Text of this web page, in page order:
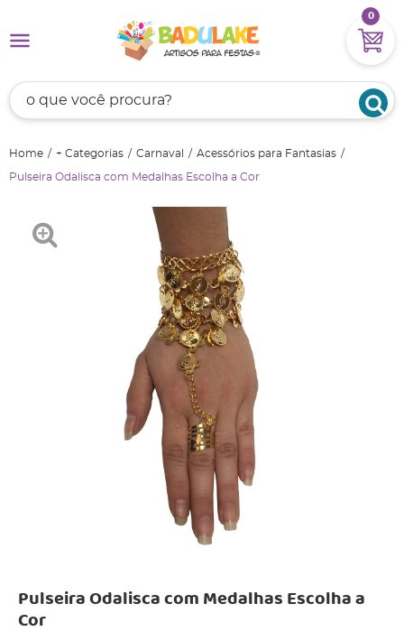
0
Home + Categorias Carnaval Acessórios para Fantasias
Pulseira Odalisca com Medalhas Escolha a Cor
Pulseira Odalisca com Medalhas Escolha a
Cor